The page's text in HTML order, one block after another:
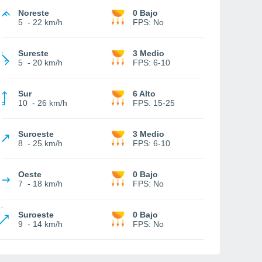
Noreste
5 - 22 km/h
0 Bajo
FPS: No
Sureste
5 - 20 km/h
3 Medio
FPS: 6-10
Sur
10 - 26 km/h
6 Alto
FPS: 15-25
Suroeste
8 - 25 km/h
3 Medio
FPS: 6-10
Oeste
7 - 18 km/h
0 Bajo
FPS: No
Suroeste
9 - 14 km/h
0 Bajo
FPS: No